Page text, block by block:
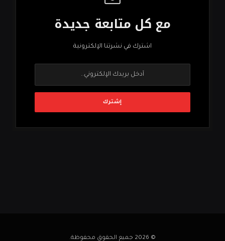
مع كل متابعة جديدة
اشترك في نشرتنا الإلكترونية
© 2026 جميع الحقوق محفوظة.